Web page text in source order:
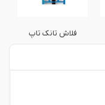
فلاش تانک تاپ